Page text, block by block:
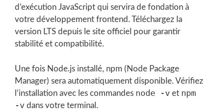
d’exécution JavaScript qui servira de fondation à
votre développement frontend. Téléchargez la
version LTS depuis le site officiel pour garantir
stabilité et compatibilité.
Une fois Node.js installé, npm (Node Package
Manager) sera automatiquement disponible. Vérifiez
l’installation avec les commandes node -v et npm
-v dans votre terminal.